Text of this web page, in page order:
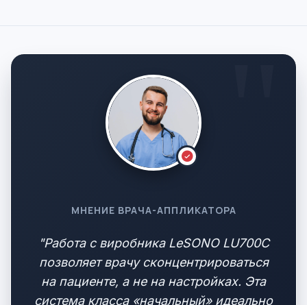
МНЕНИЕ ВРАЧА-АППЛИКАТОРА
"Работа с виробника LeSONO LU700C
позволяет врачу сконцентрироваться
на пациенте, а не на настройках. Эта
система класса «начальный» идеально